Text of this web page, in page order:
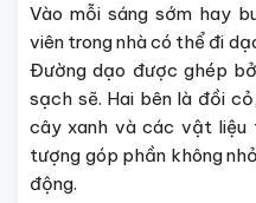
Vào mỗi sáng sớm hay
viên trong nhà có thể đi
Đường dạo được ghép
sạch sẽ. Hai bên là đồi
cây xanh và các vật liệu
tượng góp phần không
động.